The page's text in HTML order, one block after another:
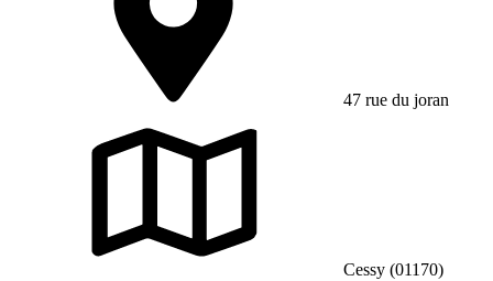
47 rue du joran
Cessy (01170)